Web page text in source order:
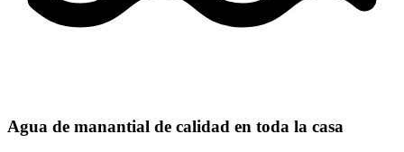
Agua de manantial de calidad en toda la casa